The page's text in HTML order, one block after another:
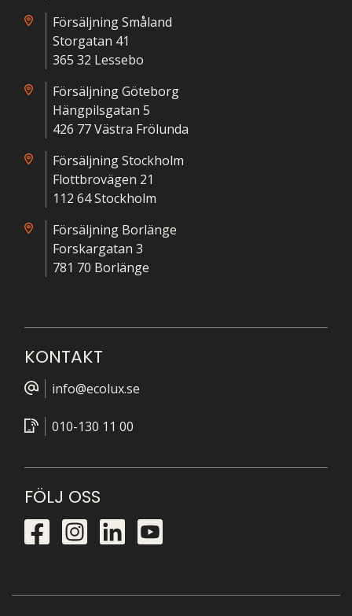
Försäljning Småland
Storgatan 41
365 32 Lessebo
Försäljning Göteborg
Hängpilsgatan 5
426 77 Västra Frölunda
Försäljning Stockholm
Flottbrovägen 21
112 64 Stockholm
Försäljning Borlänge
Forskargatan 3
781 70 Borlänge
KONTAKT
info@ecolux.se
010-130 11 00
FÖLJ OSS